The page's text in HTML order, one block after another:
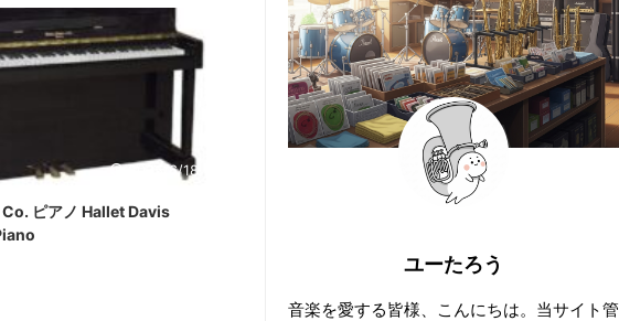
2025/6/18
ピアノ Hallet Davis
ユーたろう
音楽を愛する皆様、こんにちは。当サイト管